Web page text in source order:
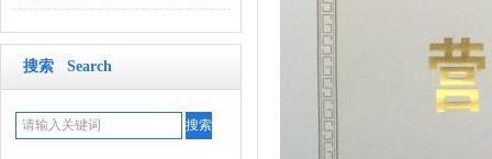
搜索 Search